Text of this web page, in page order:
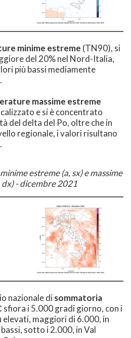
minime estreme (TN90), si
del 20% nel Nord-Italia,
più bassi mediamente
massime estreme
e si è concentrato
del delta del Po, oltre che in
regionale, i valori risultano
estreme (a, sx) e massime
dx) - dicembre 2021
nazionale disommatoria
sfiora i 5.000 gradi giorno, con i
maggiori di 6.000, in
sotto i 2.000, in Val